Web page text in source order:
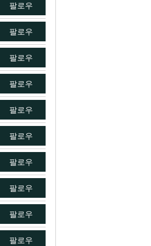
팔로우
팔로우
팔로우
팔로우
팔로우
팔로우
팔로우
팔로우
팔로우
팔로우